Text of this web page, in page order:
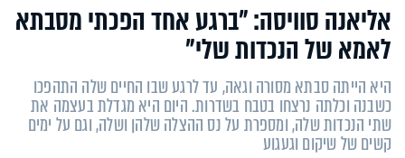
אליאנה סוויסה: "ברגע אחד הפכתי מסבתא
לאמא של הנכדות שלי"
היא הייתה סבתא מסורה וגאה, עד לרגע שבו החיים שלה התהפכו
כשבנה וכלתה נרצחו בטבח בשדרות. היום היא מגדלת בעצמה את
שתי הנכדות שלה, ומספרת על נס ההצלה שלהן ושלה, וגם על ימים
קשים של שיקום וגעגוע